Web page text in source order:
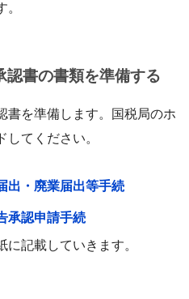
認書の書類を準備する
書を準備します。国税局のホ
てください。
出・廃業届出等手続
承認申請手続
記載していきます。